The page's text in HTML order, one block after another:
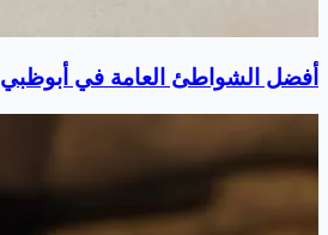
أفضل الشواطئ العامة في أبوظبي